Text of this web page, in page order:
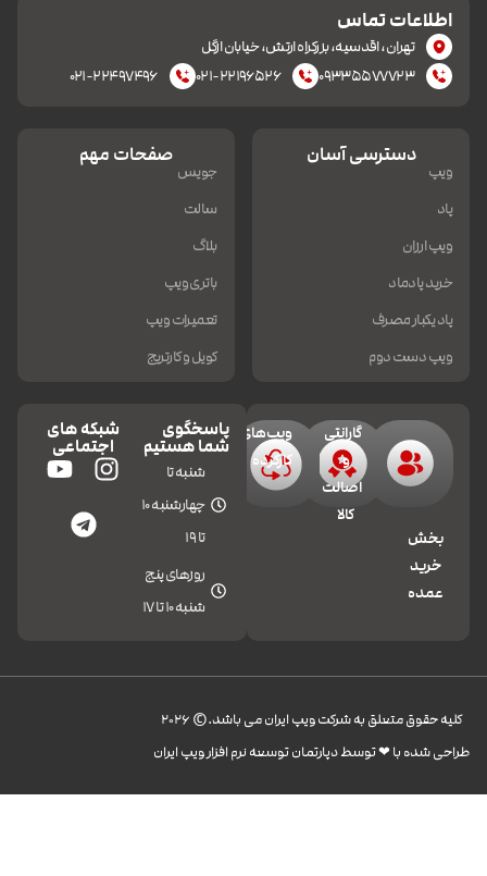
اطلاعات تماس
تهران، اقدسیه، بزرکراه ارتش، خیابان ازگل
۰۹۳۳۵۵۷۷۷۲۳
۰۲۱-۲۲۱۹۶۵۲۶ ۰۲۱-۲۲۴۹۷۴۹۶
دسترسی آسان
ویپ
پاد
ویپ ارزان
خرید پادماد
پاد یکبار مصرف
ویپ دست دوم
صفحات مهم
جویس
سالت
بلاگ
باتری ویپ
تعمیرات ویپ
کویل و کارتریج
بخش
خرید
عمده
گارانتی
و
اصالت
کالا
ویپ‌های
کارکرده
پاسخگوی
شما هستیم
شنبه تا
چهارشنبه 10
تا 19
روزهای پنج
شنبه 10 تا 17
شبکه های
اجتماعی
کليه حقوق متعلق به شرکت ویپ ایران می باشد.© 2026
طراحی شده با ❤︎ توسط دپارتمان توسعه نرم افزار ویپ ایران